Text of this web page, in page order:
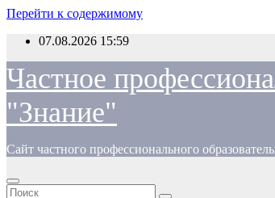
Перейти к содержимому
07.08.2026 15:59
Частное
"Знание"
Сайт частного профессионального